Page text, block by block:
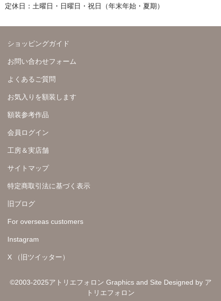
定休日：土曜日・日曜日・祝日（年末年始・夏期）
ショッピングガイド
お問い合わせフォーム
よくあるご質問
お気入りを額装します
額装参考作品
会員ログイン
工房＆実店舗
サイトマップ
特定商取引法に基づく表示
旧ブログ
For overseas customers
Instagram
X （旧ツイッター）
©2003-2025アトリエフォロン Graphics and Site Designed by ア
トリエフォロン